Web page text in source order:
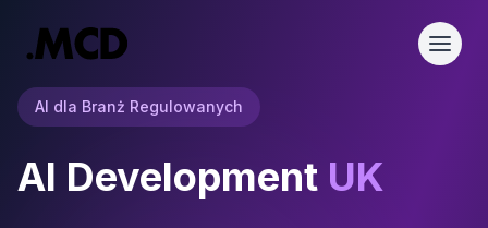
AI dla Branż Regulowanych
AI Development UK